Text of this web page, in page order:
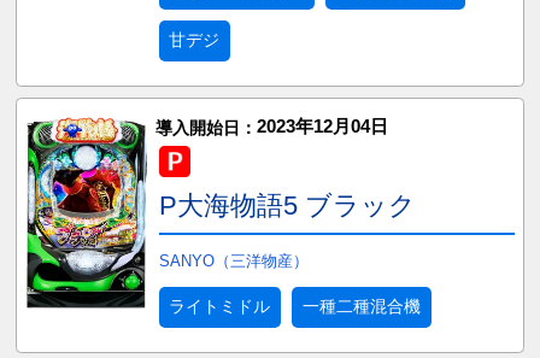
甘デジ
導入開始日： 2023年12月04日
P大海物語5 ブラック
SANYO（三洋物産）
ライトミドル 一種二種混合機